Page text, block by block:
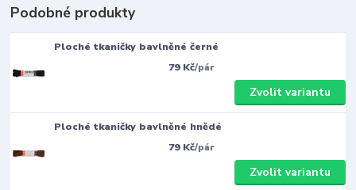
Podobné produkty
Ploché tkaničky bavlněné černé
79 Kč/pár
Zvolit variantu
Ploché tkaničky bavlněné hnědé
79 Kč/pár
Zvolit variantu